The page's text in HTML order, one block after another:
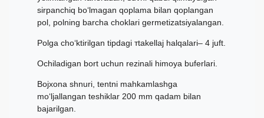
sirpanchiq bo‘lmagan qoplama bilan qoplangan
pol, polning barcha choklari germetizatsiyalangan.
Polga cho‘ktirilgan tipdagi тtakellaj halqalari– 4 juft.
Ochiladigan bort uchun rezinali himoya buferlari.
Bojxona shnuri, tentni mahkamlashga
mo‘ljallangan teshiklar 200 mm qadam bilan
bajarilgan.